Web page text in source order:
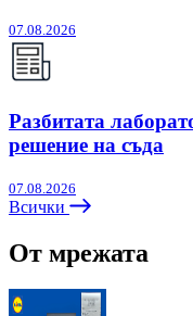
07.08.2026
Разбитата
решение на съда
07.08.2026
Всички
От мрежата